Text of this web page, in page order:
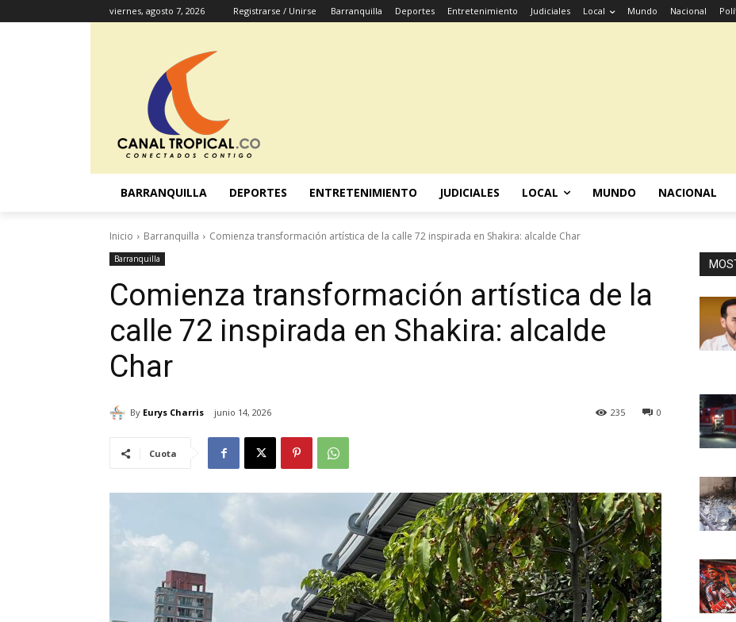
viernes, agosto 7, 2026 Registrarse / Unirse Barranquilla Deportes Entretenimiento Judiciales Local Mundo Nacional
BARRANQUILLA DEPORTES ENTRETENIMIENTO JUDICIALES LOCAL MUNDO NACIONAL
Inicio Barranquilla Comienza transformación artística de la calle 72 inspirada en Shakira: alcalde Char
Barranquilla
Comienza transformación artística de la
calle 72 inspirada en Shakira: alcalde
Char
By Eurys Charris junio 14, 2026 0
235
Cuota